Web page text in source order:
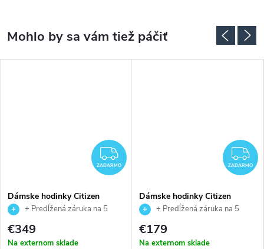
ZADARMO
ZADARMO
Dámske hodinky Citizen
EW5620-55A
+ Predĺžená záruka na 5
rokov. Až 100 dní na vrátenie
tovaru. Autorizovaný predajca.
€349
Na externom sklade
ZADARMO
Dámske hodinky Citizen
EM0506-77A
+ Predĺžená záruka na 5
rokov. Až 100 dní na vrátenie
tovaru. Autorizovaný predajca.
€179
Na externom sklade